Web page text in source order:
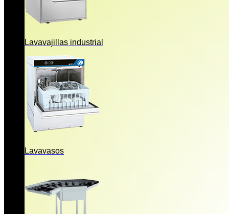
Lavavajillas industrial
Lavavasos